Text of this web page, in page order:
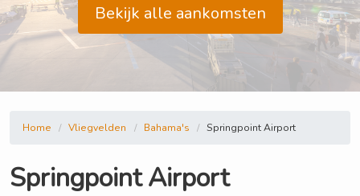
Bekijk alle aankomsten
Home Vliegvelden Bahama's Springpoint Airport
Springpoint Airport